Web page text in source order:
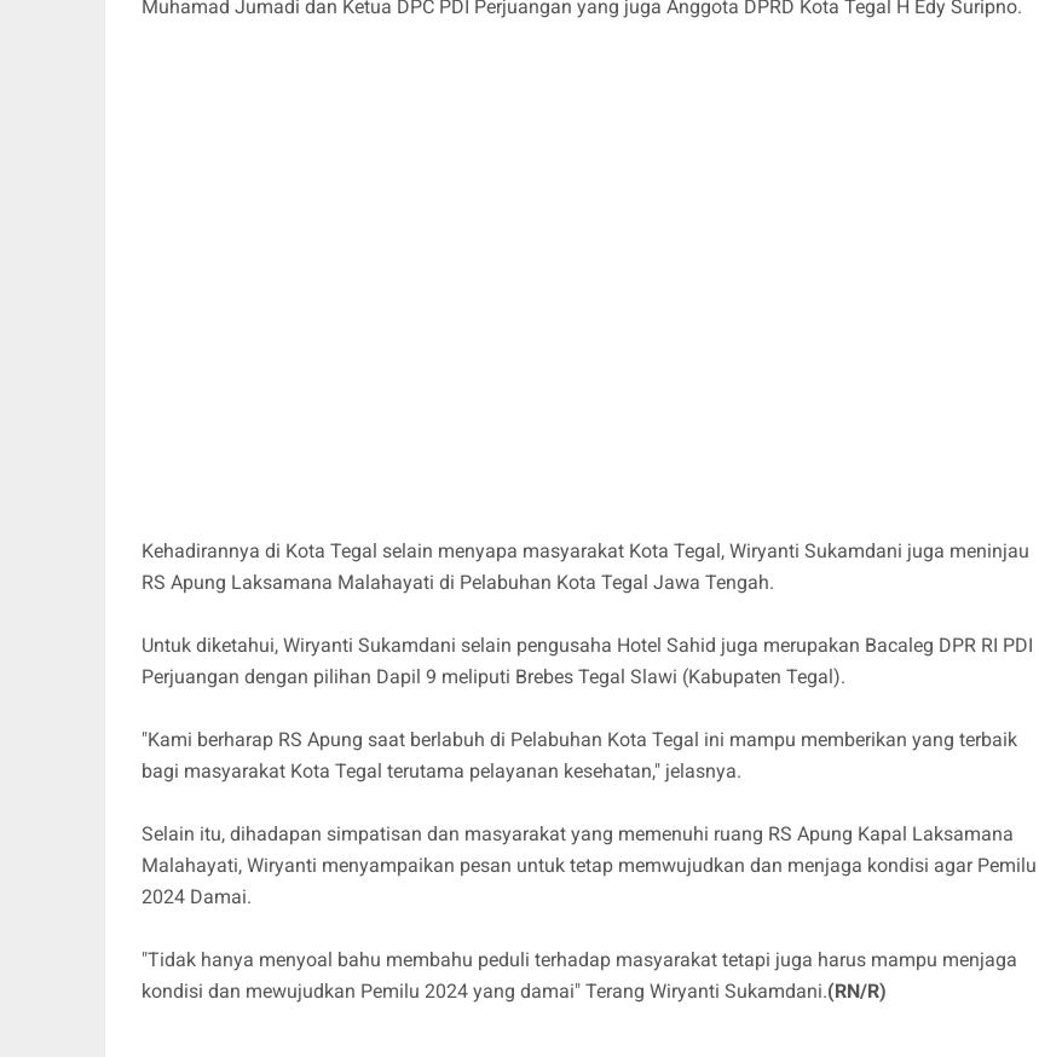
Muhamad Jumadi dan Ketua DPC PDI Perjuangan yang juga Anggota DPRD Kota Tegal H Edy Suripno.
Kehadirannya di Kota Tegal selain menyapa masyarakat Kota Tegal, Wiryanti Sukamdani juga meninjau
RS Apung Laksamana Malahayati di Pelabuhan Kota Tegal Jawa Tengah.
Untuk diketahui, Wiryanti Sukamdani selain pengusaha Hotel Sahid juga merupakan Bacaleg DPR RI PDI
Perjuangan dengan pilihan Dapil 9 meliputi Brebes Tegal Slawi (Kabupaten Tegal).
"Kami berharap RS Apung saat berlabuh di Pelabuhan Kota Tegal ini mampu memberikan yang terbaik
bagi masyarakat Kota Tegal terutama pelayanan kesehatan," jelasnya.
Selain itu, dihadapan simpatisan dan masyarakat yang memenuhi ruang RS Apung Kapal Laksamana
Malahayati, Wiryanti menyampaikan pesan untuk tetap memwujudkan dan menjaga kondisi agar Pemilu
2024 Damai.
"Tidak hanya menyoal bahu membahu peduli terhadap masyarakat tetapi juga harus mampu menjaga
kondisi dan mewujudkan Pemilu 2024 yang damai" Terang Wiryanti Sukamdani.(RN/R)